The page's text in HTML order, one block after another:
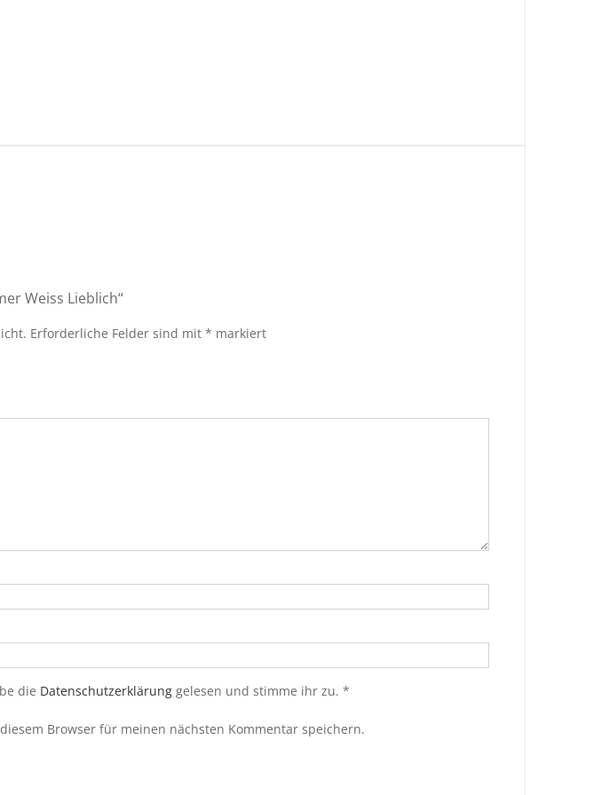
Weiss Lieblich“
Erforderliche Felder sind mit* markiert
die Datenschutzerklärunggelesen und stimme ihr zu. *
Browser für meinen nächsten Kommentar speichern.